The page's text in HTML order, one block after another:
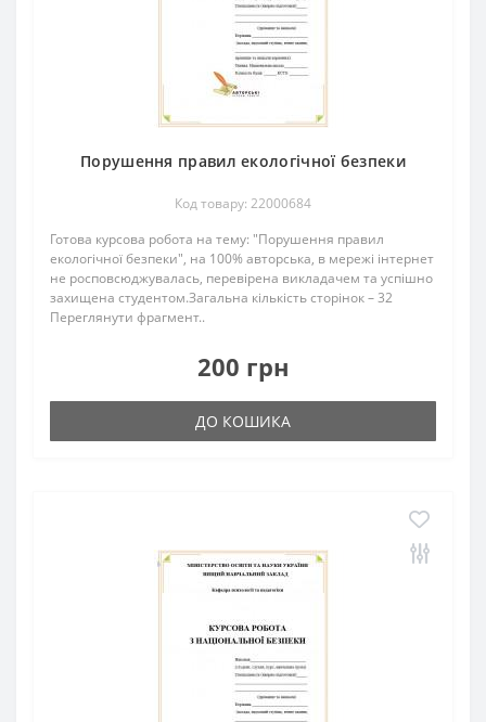
Порушення правил екологічної безпеки
Код товару: 22000684
Готова курсова робота на тему: "Порушення правил
екологічної безпеки", на 100% авторська, в мережі інтернет
не росповсюджувалась, перевірена викладачем та успішно
захищена студентом.Загальна кількість сторінок – 32
Переглянути фрагмент..
200 грн
ДО КОШИКА